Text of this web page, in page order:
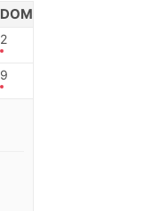
DOM
2
9